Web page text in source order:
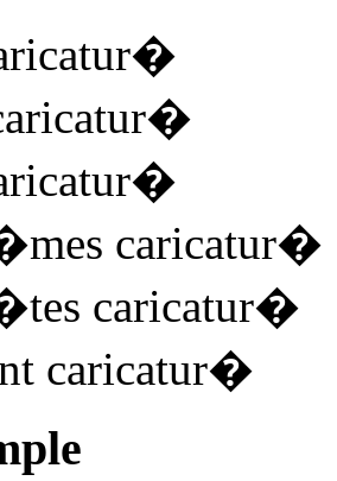
�
�
�
caricatur�
caricatur�
caricatur�